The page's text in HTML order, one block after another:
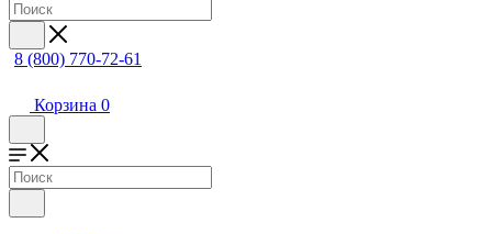
8 (800) 770-72-61
Корзина 0